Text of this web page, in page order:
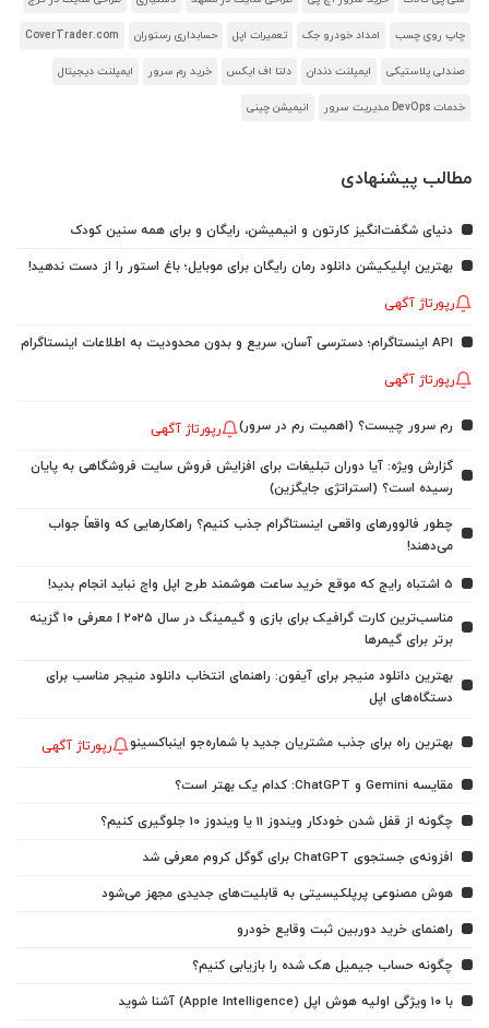
چاپ روی چسب امداد خودرو جک تعمیرات اپل حسابداری رستوران CoverTrader.com
صندلی پلاستیکی ایمپلنت دندان دلتا اف ایکس خرید رم سرور ایمپلنت دیجیتال
خدمات DevOps مدیریت سرور انیمیشن چینی
مطالب پیشنهادی
دنیای شگفت‌انگیز کارتون و انیمیشن، رایگان و برای همه سنین کودک
بهترین اپلیکیشن دانلود رمان رایگان برای موبایل؛ باغ استور را از دست ندهید!
رپورتاژ آگهی
API اینستاگرام؛ دسترسی آسان، سریع و بدون محدودیت به اطلاعات اینستاگرام
رپورتاژ آگهی
رم سرور چیست؟ (اهمیت رم در سرور) رپورتاژ آگهی
گزارش ویژه: آیا دوران تبلیغات برای افزایش فروش سایت فروشگاهی به پایان
رسیده است؟ (استراتژی جایگزین)
چطور فالوورهای واقعی اینستاگرام جذب کنیم؟ راهکارهایی که واقعاً جواب
می‌دهند!
5 اشتباه رایج که موقع خرید ساعت هوشمند طرح اپل واچ نباید انجام بدید!
مناسب‌ترین کارت گرافیک برای بازی و گیمینگ در سال ۲۰۲۵ | معرفی ۱۰ گزینه
برتر برای گیمرها
بهترین دانلود منیجر برای آیفون: راهنمای انتخاب دانلود منیجر مناسب برای
دستگاه‌های اپل
بهترین راه برای جذب مشتریان جدید با شماره‌جو اینباکسینو رپورتاژ آگهی
مقایسه Gemini و ChatGPT: کدام یک بهتر است؟
چگونه از قفل شدن خودکار ویندوز 11 یا ویندوز 10 جلوگیری کنیم؟
افزونه‌ی جستجوی ChatGPT برای گوگل کروم معرفی شد
هوش مصنوعی پرپلکیسیتی به قابلیت‌های جدیدی مجهز می‌شود
راهنمای خرید دوربین ثبت وقایع خودرو
چگونه حساب جیمیل هک شده را بازیابی کنیم؟
با ۱۰ ویژگی اولیه هوش اپل (Apple Intelligence) آشنا شوید